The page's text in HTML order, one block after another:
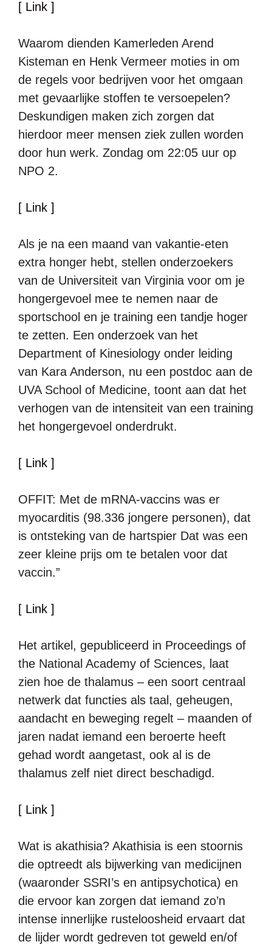
[ Link ]
Waarom dienden Kamerleden Arend
Kisteman en Henk Vermeer moties in om
de regels voor bedrijven voor het omgaan
met gevaarlijke stoffen te versoepelen?
Deskundigen maken zich zorgen dat
hierdoor meer mensen ziek zullen worden
door hun werk. Zondag om 22:05 uur op
NPO 2.
[ Link ]
Als je na een maand van vakantie-eten
extra honger hebt, stellen onderzoekers
van de Universiteit van Virginia voor om je
hongergevoel mee te nemen naar de
sportschool en je training een tandje hoger
te zetten. Een onderzoek van het
Department of Kinesiology onder leiding
van Kara Anderson, nu een postdoc aan de
UVA School of Medicine, toont aan dat het
verhogen van de intensiteit van een training
het hongergevoel onderdrukt.
[ Link ]
OFFIT: Met de mRNA-vaccins was er
myocarditis (98.336 jongere personen), dat
is ontsteking van de hartspier Dat was een
zeer kleine prijs om te betalen voor dat
vaccin.”
[ Link ]
Het artikel, gepubliceerd in Proceedings of
the National Academy of Sciences, laat
zien hoe de thalamus – een soort centraal
netwerk dat functies als taal, geheugen,
aandacht en beweging regelt – maanden of
jaren nadat iemand een beroerte heeft
gehad wordt aangetast, ook al is de
thalamus zelf niet direct beschadigd.
[ Link ]
Wat is akathisia? Akathisia is een stoornis
die optreedt als bijwerking van medicijnen
(waaronder SSRI’s en antipsychotica) en
die ervoor kan zorgen dat iemand zo’n
intense innerlijke rusteloosheid ervaart dat
de lijder wordt gedreven tot geweld en/of